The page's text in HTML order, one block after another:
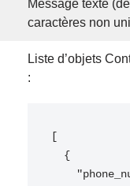
Message texte
caractères non
Liste d’objets
:
[